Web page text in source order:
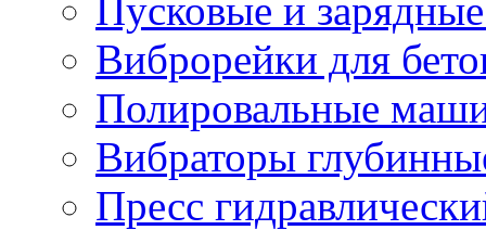
Пусковые и
Виброрейки для
Полировальные
Вибраторы
Пресс